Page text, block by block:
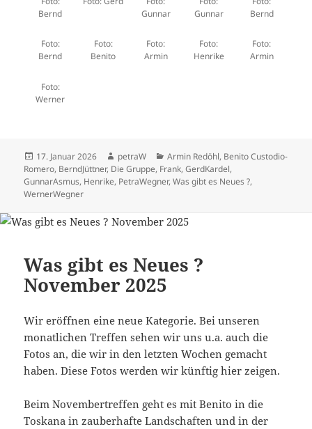
Bernd
Gunnar
Gunnar
Bernd
Foto:
Bernd
Foto:
Benito
Foto:
Armin
Foto:
Henrike
Foto:
Armin
Foto:
Werner
Veröffentlicht
am
17. Januar 2026 Autor
petraW Kategorien
Armin Redöhl, Benito Custodio-
Romero, BerndJüttner, Die Gruppe, Frank,GerdKardel,
GunnarAsmus, Henrike, PetraWegner,Was gibt es Neues ?,
WernerWegner
Was gibt es Neues ?
November 2025
Wir eröffnen eine neue Kategorie. Bei unseren
monatlichen Treffen sehen wir uns u.a. auch die
Fotos an, die wir in den letzten Wochen gemacht
haben. Diese Fotos werden wir künftig hier zeigen.
Beim Novembertreffen geht es mit Benito in die
Toskana in zauberhafte Landschaften und in der